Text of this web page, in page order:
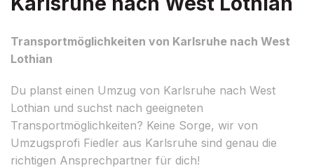
Transportmöglichkeiten von Karlsruhe nach West
Lothian
Du planst einen Umzug von Karlsruhe nach West
Lothian und suchst nach geeigneten
Transportmöglichkeiten? Keine Sorge, wir von
Umzugsprofi Fiedler aus Karlsruhe sind genau die
richtigen Ansprechpartner für dich!